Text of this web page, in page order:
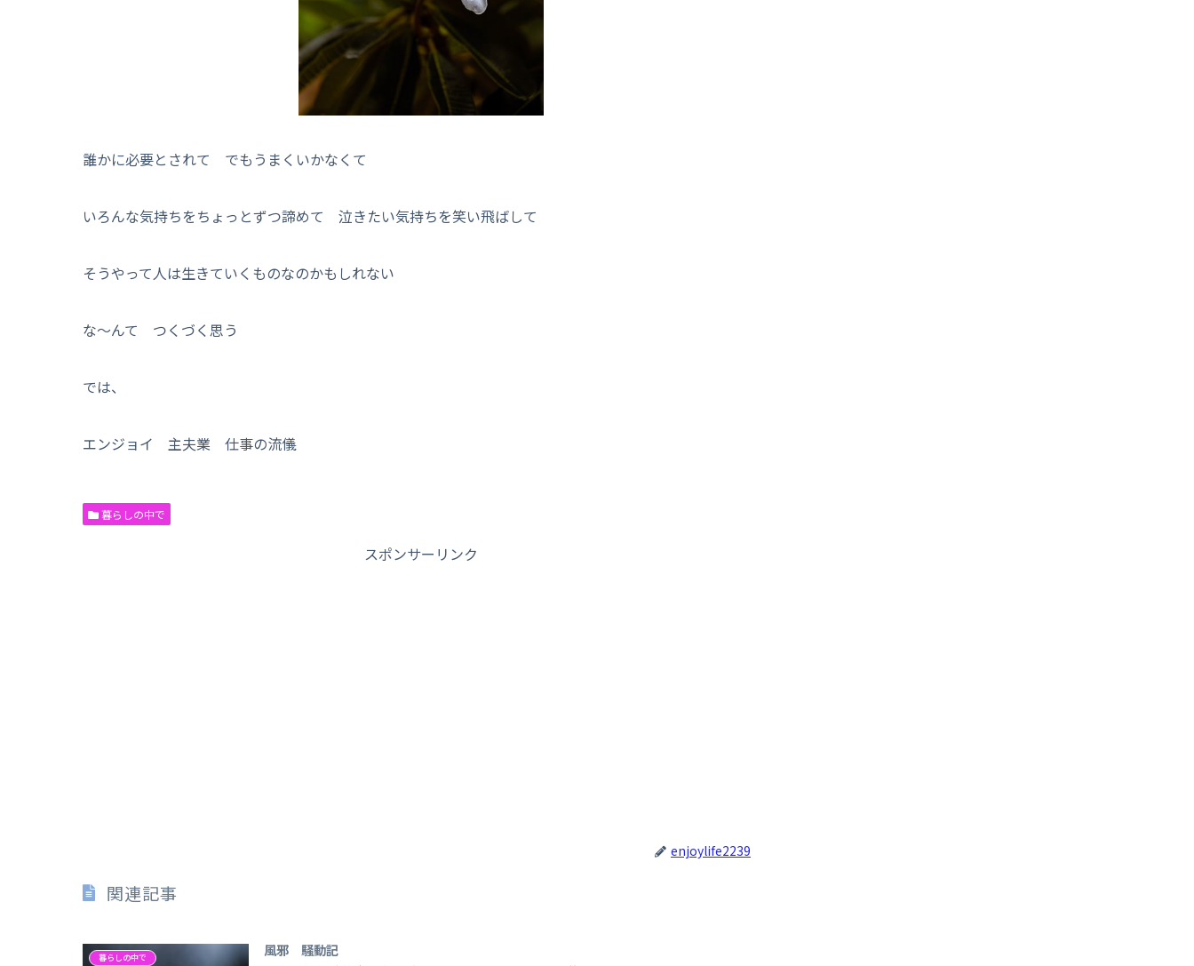
誰かに必要とされて でもうまくいかなくて
いろんな気持ちをちょっとずつ諦めて 泣きたい気持ちを笑い飛ばして
そうやって人は生きていくものなのかもしれない
な〜んて つくづく思う
では、
エンジョイ 主夫業 仕事の流儀
暮らしの中で
スポンサーリンク
enjoylife2239
関連記事
暮らしの中で 風邪 騒動記